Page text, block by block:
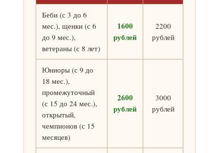
Беби (с 3 до 6
мес.), щенки (с 6
до 9 мес.),
ветераны (с 8 лет)
1600
рублей
2200
рублей
Юниоры (с 9 до
18 мес.),
промежуточный
(с 15 до 24 мес.),
открытый,
чемпионов (с 15
месяцев)
2600
рублей
3000
рублей